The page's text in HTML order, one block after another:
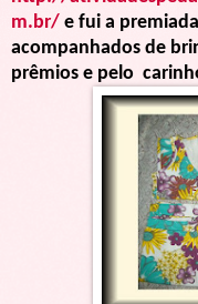
m.br/ e fui a
acompanhados de
prêmios e pelo